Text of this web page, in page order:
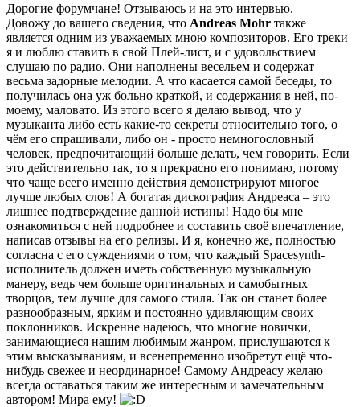
Дорогие форумчане! Отзываюсь и на это интервью.
Довожу до вашего сведения, что Andreas Mohr также
является одним из уважаемых мною композиторов. Его треки
я и люблю ставить в свой Плей-лист, и с удовольствием
слушаю по радио. Они наполнены весельем и содержат
весьма задорные мелодии. А что касается самой беседы, то
получилась она уж больно краткой, и содержания в ней, по-
моему, маловато. Из этого всего я делаю вывод, что у
музыканта либо есть какие-то секреты относительно того, о
чём его спрашивали, либо он - просто немногословный
человек, предпочитающий больше делать, чем говорить. Если
это действительно так, то я прекрасно его понимаю, потому
что чаще всего именно действия демонстрируют многое
лучше любых слов! А богатая дискография Андреаса – это
лишнее подтверждение данной истины! Надо бы мне
ознакомиться с ней подробнее и составить своё впечатление,
написав отзывы на его релизы. И я, конечно же, полностью
согласна с его суждениями о том, что каждый Spacesynth-
исполнитель должен иметь собственную музыкальную
манеру, ведь чем больше оригинальных и самобытных
творцов, тем лучше для самого стиля. Так он станет более
разнообразным, ярким и постоянно удивляющим своих
поклонников. Искренне надеюсь, что многие новички,
занимающиеся нашим любимым жанром, прислушаются к
этим высказываниям, и всенепременно изобретут ещё что-
нибудь свежее и неординарное! Самому Андреасу желаю
всегда оставаться таким же интересным и замечательным
автором! Мира ему!